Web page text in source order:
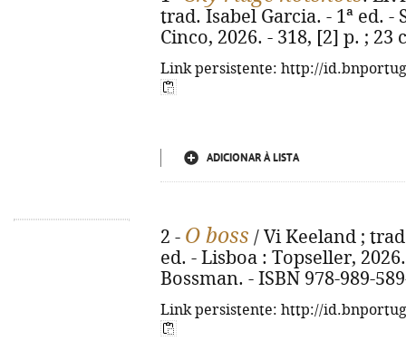
trad. Isabel Garcia. - 1ª ed. -
Cinco, 2026. - 318, [2] p. ; 23
Link persistente: http://
ADICIONAR À LISTA
2 - O boss / Vi Keeland ;
ed. - Lisboa : Topseller,
Bossman. - ISBN 978-989-
Link persistente: http://